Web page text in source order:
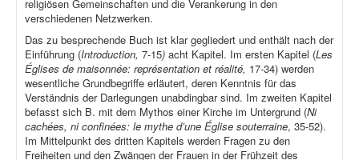
religiösen Gemeinschaften und die Verankerung in den
verschiedenen Netzwerken.
Das zu besprechende Buch ist klar gegliedert und enthält nach der
Einführung (Introduction, 7-15) acht Kapitel. Im ersten Kapitel (Les
Églises de maisonnée: représentation et réalité, 17-34) werden
wesentliche Grundbegriffe erläutert, deren Kenntnis für das
Verständnis der Darlegungen unabdingbar sind. Im zweiten Kapitel
befasst sich B. mit dem Mythos einer Kirche im Untergrund (Ni
cachées, ni confinées: le mythe d’une Église souterraine, 35-52).
Im Mittelpunkt des dritten Kapitels werden Fragen zu den
Freiheiten und den Zwängen der Frauen in der Frühzeit des